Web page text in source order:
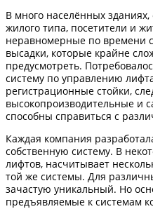
В много населённых зданиях,
жилого типа, посетители и
неравномерные по времени
высадки, которые крайне
предусмотреть.
систему по управлению
регистрационные стойки,
высокопроизводительные и
способны справиться с
Каждая компания
собственную систему. В
лифтов, насчитывает
той же системы. Для
зачастую уникальный. Но
предъявляемые к системам